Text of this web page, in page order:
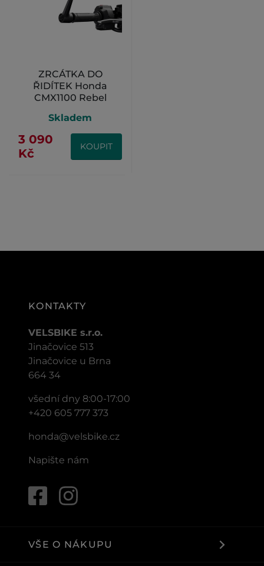
ZRCÁTKA DO
ŘIDÍTEK Honda
CMX1100 Rebel
Skladem
3 090
Kč
KOUPIT
KONTAKTY
VELSBIKE s.r.o.
Jinačovice 513
Jinačovice u Brna
664 34
všední dny 8:00-17:00
+420 605 777 373
honda@velsbike.cz
Napište nám
VŠE O NÁKUPU